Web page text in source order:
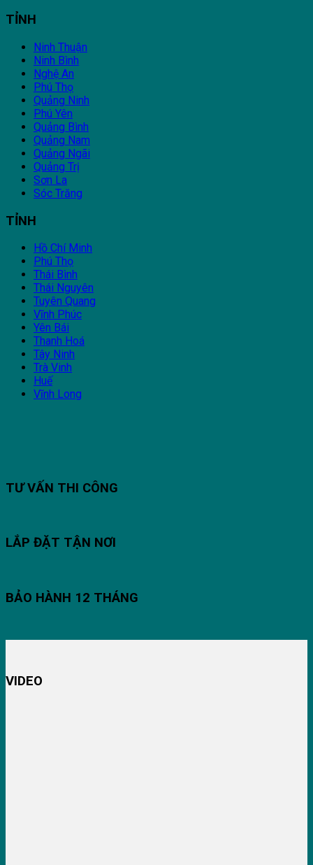
TỈNH
Ninh Thuận
Ninh Bình
Nghệ An
Phú Thọ
Quảng Ninh
Phú Yên
Quảng Bình
Quảng Nam
Quảng Ngãi
Quảng Trị
Sơn La
Sóc Trăng
TỈNH
Hồ Chí Minh
Phú Thọ
Thái Bình
Thái Nguyên
Tuyên Quang
Vĩnh Phúc
Yên Bái
Thanh Hoá
Tây Ninh
Trà Vinh
Huế
Vĩnh Long
TƯ VẤN THI CÔNG
LẮP ĐẶT TẬN NƠI
BẢO HÀNH 12 THÁNG
VIDEO